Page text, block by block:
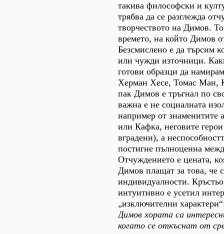
такива философски и
трябва да се разглежда
творчеството на Димов.
времето, на който Димов
Безсмислено е да търсим
или чужди източници.
готови образци да
Херман Хесе, Томас Ман,
пак Димов е тръгнал по
важна е не социалната
например от знаменитите
или Кафка, неговите
вградени), а
постигне пълноценна
Отчуждението е цената,
Димов плащат за това, че
индивидуалности.
интуитивно е усетил
„изключителни
Димов хората са
когато се откъснат от